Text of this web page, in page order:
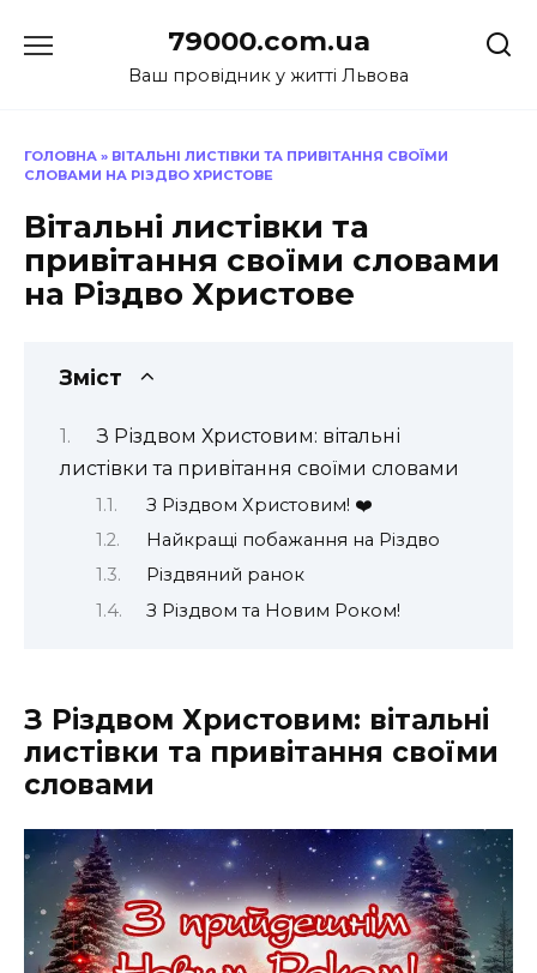
до
79000.com.ua
Ваш провідник у житті Львова
ГОЛОВНА » ВІТАЛЬНІ ЛИСТІВКИ ТА ПРИВІТАННЯ СВОЇМИ
СЛОВАМИ НА РІЗДВО ХРИСТОВЕ
Вітальні листівки та
привітання своїми словами
на Різдво Христове
Зміст
З Різдвом Христовим: вітальні
листівки та привітання своїми словами
З Різдвом Христовим! ❤️
Найкращі побажання на Різдво
Різдвяний ранок
З Різдвом та Новим Роком!
З Різдвом Христовим: вітальні
листівки та привітання своїми
словами